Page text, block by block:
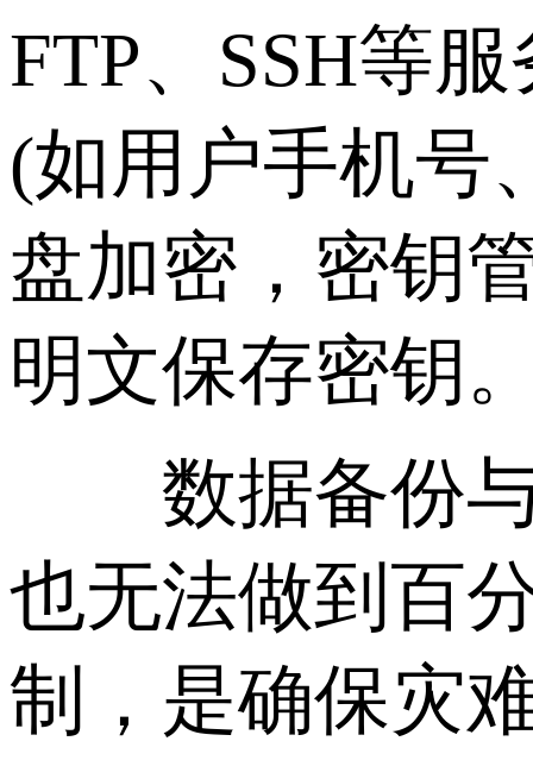
FTP、SSH等
(如用户手机号
盘加密，密钥
明文保存密钥
数据备份与
也无法做到百
制，是确保灾